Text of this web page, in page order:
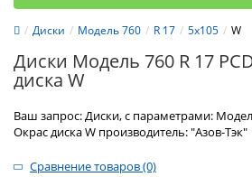
Диски Модель 760 R 17 5x105 W
Диски Модель 760 R 17
диска W
Ваш запрос: Диски, с параметрами:
Окрас диска W производитель: "Азов-Тэк"
Сравнение товаров (0)